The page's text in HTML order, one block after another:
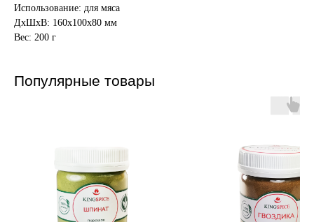
Использование: для мяса
ДxШxВ: 160x100x80 мм
Вес: 200 г
Популярные товары